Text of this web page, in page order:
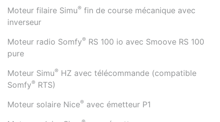
Moteur filaire Simu® fin de course mécanique avec
inverseur
Moteur radio Somfy® RS 100 io avec Smoove RS 100
pure
Moteur Simu® HZ avec télécommande (compatible
Somfy® RTS)
Moteur solaire Nice® avec émetteur P1